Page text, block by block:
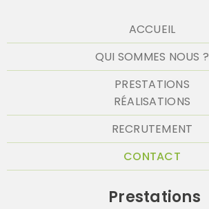
ACCUEIL
QUI SOMMES NOUS ?
PRESTATIONS
RÉALISATIONS
RECRUTEMENT
CONTACT
Prestations